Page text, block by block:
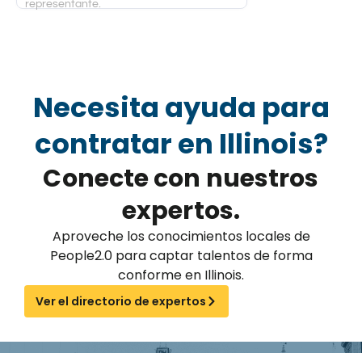
representante.
Necesita ayuda para
contratar en Illinois?
Conecte con nuestros
expertos.
Aproveche los conocimientos locales de
People2.0 para captar talentos de forma
conforme en Illinois.
Ver el directorio de expertos